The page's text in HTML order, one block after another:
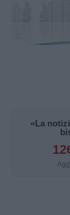
«La